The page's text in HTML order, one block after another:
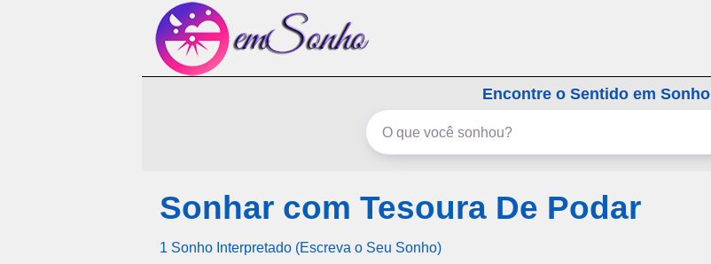
Encontre o Sentido em Sonho
Sonhar com Tesoura De Podar
1 Sonho Interpretado (Escreva o Seu Sonho)